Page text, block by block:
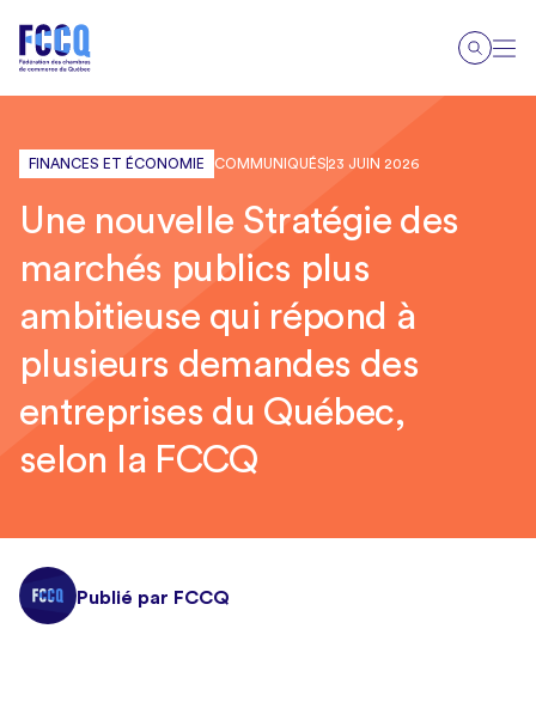
FINANCES ET ÉCONOMIE COMMUNIQUÉS 23 JUIN 2026
Une nouvelle Stratégie des
marchés publics plus
ambitieuse qui répond à
plusieurs demandes des
entreprises du Québec,
selon la FCCQ
Publié par FCCQ